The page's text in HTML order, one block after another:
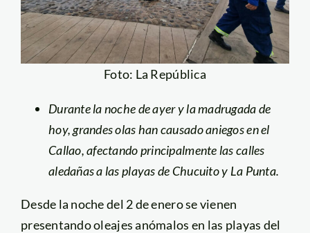
Foto: La República
Durante la noche de ayer y la madrugada de
hoy, grandes olas han causado aniegos en el
Callao, afectando principalmente las calles
aledañas a las playas de Chucuito y La Punta.
Desde la noche del 2 de enero se vienen
presentando oleajes anómalos en las playas del